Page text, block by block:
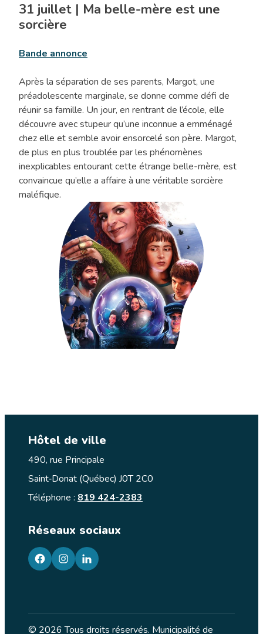
31 juillet | Ma belle-mère est une
sorcière
Bande annonce
Après la séparation de ses parents, Margot, une
préadolescente marginale, se donne comme défi de
réunir sa famille. Un jour, en rentrant de l’école, elle
découvre avec stupeur qu’une inconnue a emménagé
chez elle et semble avoir ensorcelé son père. Margot,
de plus en plus troublée par les phénomènes
inexplicables entourant cette étrange belle-mère, est
convaincue qu’elle a affaire à une véritable sorcière
maléfique.
Hôtel de ville
490, rue Principale
Saint‑Donat (Québec) J0T 2C0
Téléphone : 819 424-2383
Réseaux sociaux
facebookgoogleplusgoogleplus
© 2026 Tous droits réservés. Municipalité de